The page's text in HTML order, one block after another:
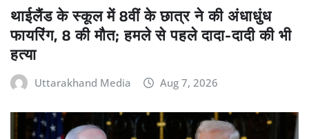
थाईलैंड के स्कूल में 8वीं के छात्र ने की अंधाधुंध
फायरिंग, 8 की मौत; हमले से पहले दादा-दादी की भी
हत्या
Uttarakhand Media Aug 7, 2026